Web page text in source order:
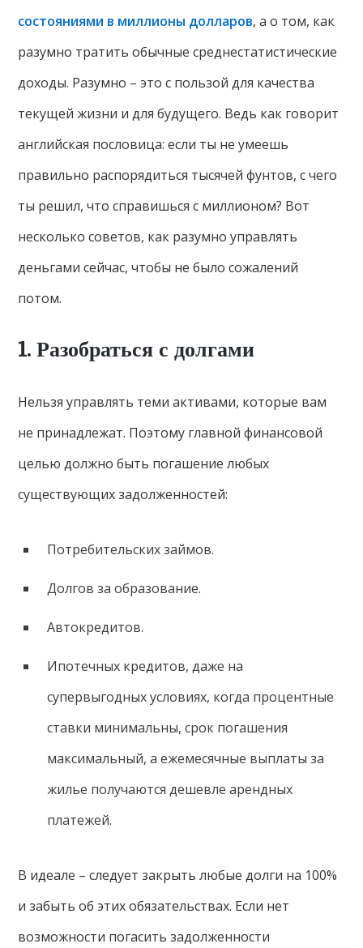
состояниями в миллионы долларов, а о том, как
разумно тратить обычные среднестатистические
доходы. Разумно – это с пользой для качества
текущей жизни и для будущего. Ведь как говорит
английская пословица: если ты не умеешь
правильно распорядиться тысячей фунтов, с чего
ты решил, что справишься с миллионом? Вот
несколько советов, как разумно управлять
деньгами сейчас, чтобы не было сожалений
потом.
1. Разобраться с долгами
Нельзя управлять теми активами, которые вам
не принадлежат. Поэтому главной финансовой
целью должно быть погашение любых
существующих задолженностей:
Потребительских займов.
Долгов за образование.
Автокредитов.
Ипотечных кредитов, даже на
супервыгодных условиях, когда процентные
ставки минимальны, срок погашения
максимальный, а ежемесячные выплаты за
жилье получаются дешевле арендных
платежей.
В идеале – следует закрыть любые долги на 100%
и забыть об этих обязательствах. Если нет
возможности погасить задолженности